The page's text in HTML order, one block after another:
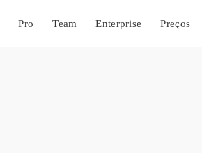
Pro Team Enterprise Preços